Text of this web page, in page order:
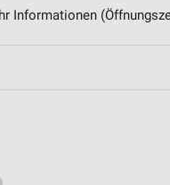
Informationen